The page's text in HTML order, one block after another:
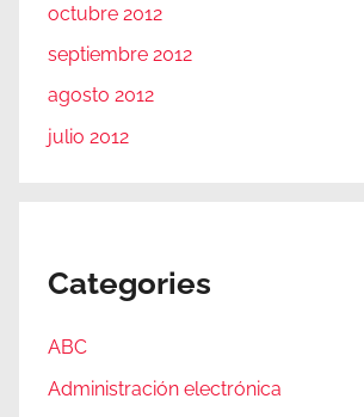
octubre 2012
septiembre 2012
agosto 2012
julio 2012
Categories
ABC
Administración electrónica